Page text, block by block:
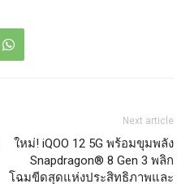
Next article
ใหม่! iQOO 12 5G พร้อมขุมพลัง
Snapdragon® 8 Gen 3 พลิก
โฉมขีดสุดแห่งประสิทธิภาพและ